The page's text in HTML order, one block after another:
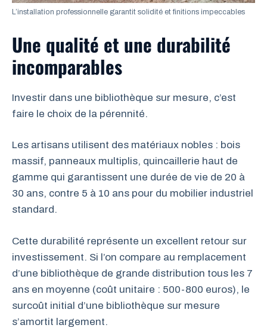
L’installation professionnelle garantit solidité et finitions impeccables
Une qualité et une durabilité
incomparables
Investir dans une bibliothèque sur mesure, c’est
faire le choix de la pérennité.
Les artisans utilisent des matériaux nobles : bois
massif, panneaux multiplis, quincaillerie haut de
gamme qui garantissent une durée de vie de 20 à
30 ans, contre 5 à 10 ans pour du mobilier industriel
standard.
Cette durabilité représente un excellent retour sur
investissement. Si l’on compare au remplacement
d’une bibliothèque de grande distribution tous les 7
ans en moyenne (coût unitaire : 500-800 euros), le
surcoût initial d’une bibliothèque sur mesure
s’amortit largement.